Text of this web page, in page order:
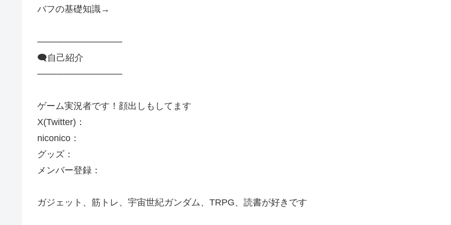
バフの基礎知識→
─────────────
🗨️自己紹介
─────────────
ゲーム実況者です！顔出しもしてます
X(Twitter)：
niconico：​​
グッズ：
メンバー登録：
ガジェット、筋トレ、宇宙世紀ガンダム、TRPG、読書が好きです